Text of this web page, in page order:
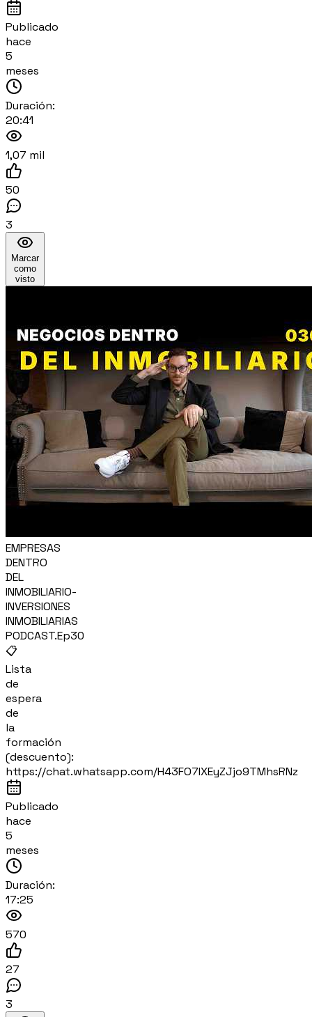
Publicado
hace
5
meses
Duración:
20:41
1,07 mil
50
3
Marcar
como
visto
EMPRESAS
DENTRO
DEL
INMOBILIARIO-
INVERSIONES
INMOBILIARIAS
PODCAST.Ep30
📋
Lista
de
espera
de
la
formación
(descuento):
https://chat.whatsapp.com/H43FO7IXEyZJjo9TMhsRNz
Publicado
hace
5
meses
Duración:
17:25
570
27
3